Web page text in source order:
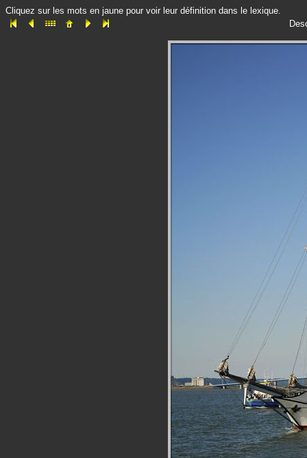
Cliquez sur les mots en jaune pour voir leur définition dans le lexique.